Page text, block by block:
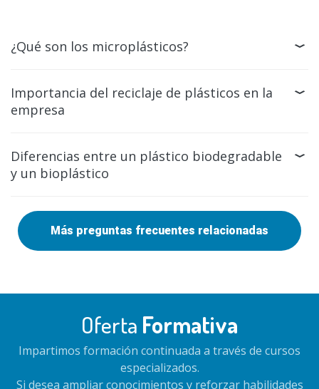
¿Qué son los microplásticos?
Importancia del reciclaje de plásticos en la
empresa
Diferencias entre un plástico biodegradable
y un bioplástico
Más preguntas frecuentes relacionadas
Oferta Formativa
Impartimos formación continuada a través de cursos
especializados.
Si desea ampliar conocimientos y reforzar habilidades